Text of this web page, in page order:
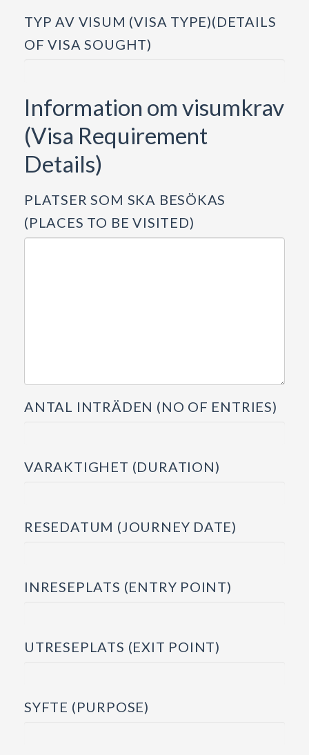
TYP AV VISUM (VISA TYPE)(DETAILS
OF VISA SOUGHT)
Information om visumkrav
(Visa Requirement
Details)
PLATSER SOM SKA BESÖKAS
(PLACES TO BE VISITED)
ANTAL INTRÄDEN (NO OF ENTRIES)
VARAKTIGHET (DURATION)
RESEDATUM (JOURNEY DATE)
INRESEPLATS (ENTRY POINT)
UTRESEPLATS (EXIT POINT)
SYFTE (PURPOSE)